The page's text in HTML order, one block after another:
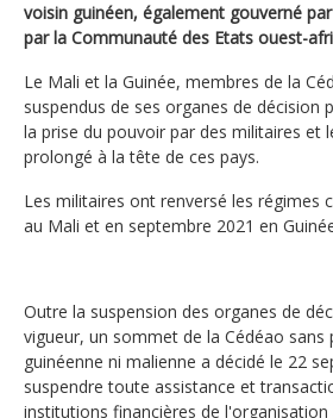
voisin guinéen, également gouverné
par la Communauté des Etats ouest-
Le Mali et la Guinée, membres de la
suspendus de ses organes de décision
la prise du pouvoir par des militaires et
prolongé à la tête de ces pays.
Les militaires ont renversé les régimes
au Mali et en septembre 2021 en
Outre la suspension des organes de
vigueur, un sommet de la Cédéao sans
guinéenne ni malienne a décidé le 22
suspendre toute assistance et
institutions financières de l'organisation